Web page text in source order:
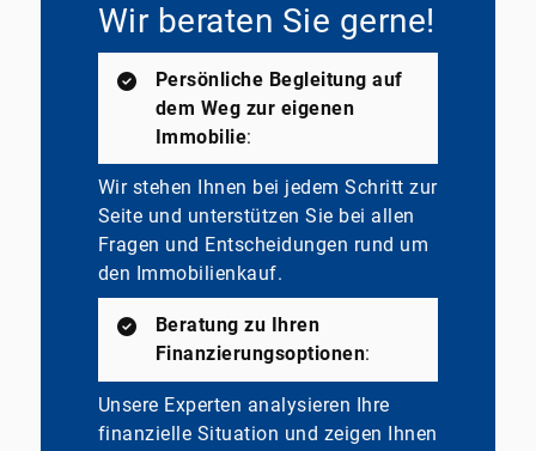
Wir beraten Sie gerne!
Persönliche Begleitung auf
dem Weg zur eigenen
Immobilie:
Wir stehen Ihnen bei jedem Schritt zur
Seite und unterstützen Sie bei allen
Fragen und Entscheidungen rund um
den Immobilienkauf.
Beratung zu Ihren
Finanzierungsoptionen:
Unsere Experten analysieren Ihre
finanzielle Situation und zeigen Ihnen